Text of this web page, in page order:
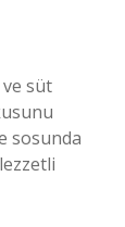
süt
sosunda